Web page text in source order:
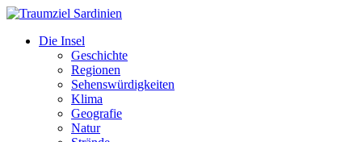
Die Insel
Geschichte
Regionen
Sehenswürdigkeiten
Klima
Geografie
Natur